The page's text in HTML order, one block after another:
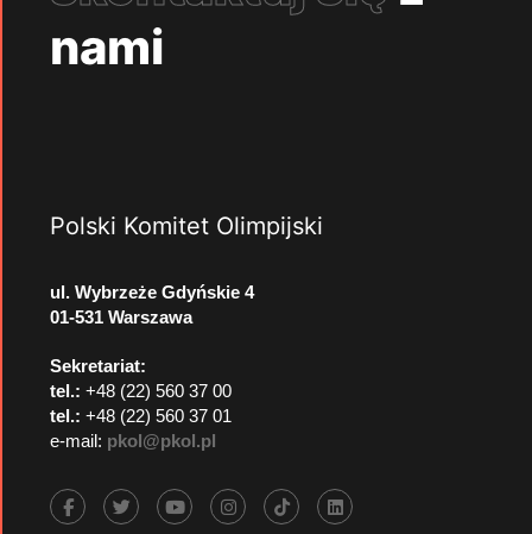
nami
Polski Komitet Olimpijski
ul. Wybrzeże Gdyńskie 4
01-531 Warszawa
Sekretariat:
tel.: +48 (22) 560 37 00
tel.: +48 (22) 560 37 01
e-mail: pkol@pkol.pl